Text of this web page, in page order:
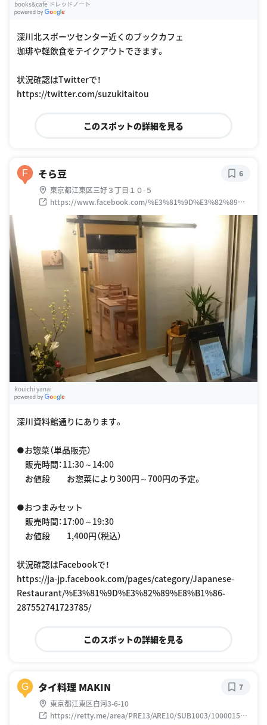
books&cafe ドレッドノート
深川北スポーツセンター近くのブックカフェ
珈琲や軽飲食をテイクアウトできます。
状況確認はTwitterで！
https://twitter.com/suzukitaitou
このスポットの詳細を見る
F そら豆
東京都江東区三好３丁目１０-５
https://www.facebook.com/%E3%81%9D%E3%82%89%E
8%B1%86-287552741723785/
6
kouichi yanai
深川資料館通りにあります。
●お惣菜（単品販売）
販売時間：11:30～14:00
お値段 お惣菜により300円～700円の予定。
●おつまみセット
販売時間：17:00～19:30
お値段 1,400円（税込）
状況確認はFacebookで！
https://ja-jp.facebook.com/pages/category/Japanese-
Restaurant/%E3%81%9D%E3%82%89%E8%B1%86-
287552741723785/
このスポットの詳細を見る
G タイ料理 MAKIN
東京都江東区白河3-6-10
https://retty.me/area/PRE13/ARE10/SUB1003/100001540
7